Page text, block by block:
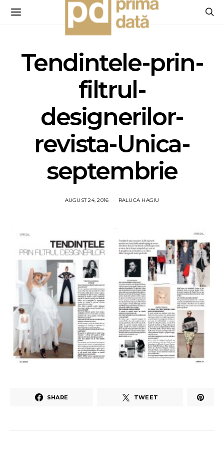
Tendintele-prin-
filtrul-
designerilor-
revista-Unica-
septembrie
AUGUST 24, 2016 RALUCA HAGIU
SHARE TWEET